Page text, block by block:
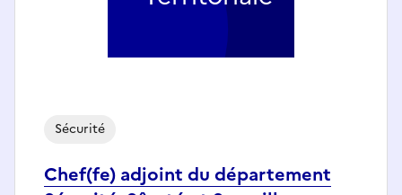
Chef(fe) adjoint du département
Sécurité